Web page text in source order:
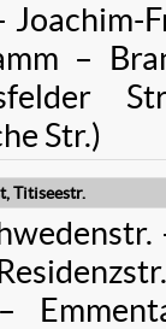
Joachim-
–
Str.)
Titiseestr.